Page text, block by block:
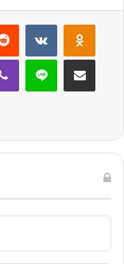
Reddit VKontakte
Viber Line E-Posta ile